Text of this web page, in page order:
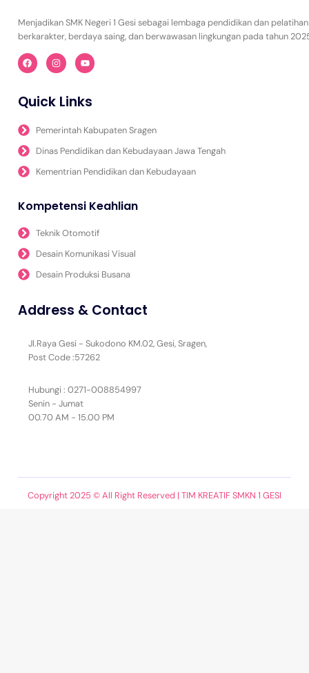
Menjadikan SMK Negeri 1 Gesi sebagai lembaga pendidikan dan
berkarakter, berdaya saing, dan berwawasan lingkungan pada tahun
Quick Links
Pemerintah Kabupaten Sragen
Dinas Pendidikan dan Kebudayaan Jawa Tengah
Kementrian Pendidikan dan Kebudayaan
Kompetensi Keahlian
Teknik Otomotif
Desain Komunikasi Visual
Desain Produksi Busana
Address & Contact
Jl.Raya Gesi - Sukodono KM.02, Gesi, Sragen,
Post Code :57262
Hubungi : 0271-008854997
Senin - Jumat
00.70 AM - 15.00 PM
Copyright 2025 © All Right Reserved | TIM KREATIF SMKN 1 GESI